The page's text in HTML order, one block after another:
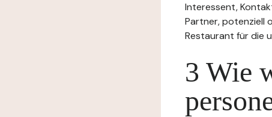
Interessent,
Partner, potenziell
Restaurant für die
3 Wie